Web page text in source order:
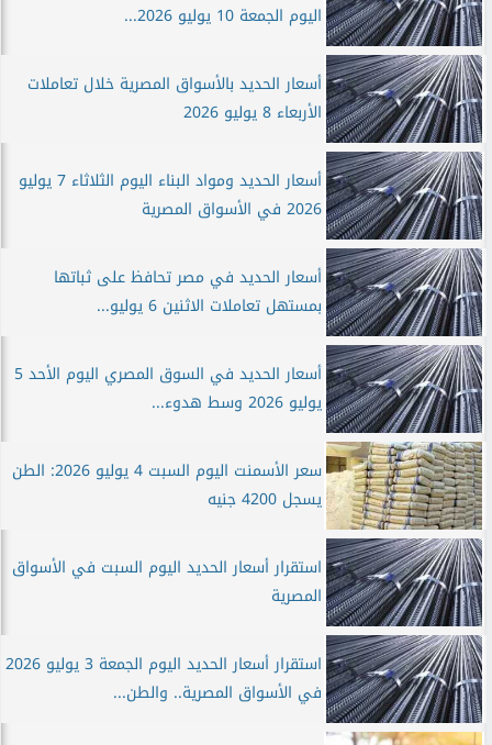
اليوم الجمعة 10 يوليو 2026...
أسعار الحديد بالأسواق المصرية خلال تعاملات
الأربعاء 8 يوليو 2026
أسعار الحديد ومواد البناء اليوم الثلاثاء 7 يوليو
2026 في الأسواق المصرية
أسعار الحديد في مصر تحافظ على ثباتها
بمستهل تعاملات الاثنين 6 يوليو...
أسعار الحديد في السوق المصري اليوم الأحد 5
يوليو 2026 وسط هدوء...
سعر الأسمنت اليوم السبت 4 يوليو 2026: الطن
يسجل 4200 جنيه
استقرار أسعار الحديد اليوم السبت في الأسواق
المصرية
استقرار أسعار الحديد اليوم الجمعة 3 يوليو 2026
في الأسواق المصرية.. والطن...